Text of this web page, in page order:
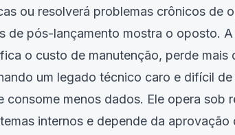
ou resolverá problemas crônicos de
de pós-lançamento mostra o oposto.
o custo de manutenção, perde mais
um legado técnico caro e difícil de
consome menos dados. Ele opera sob
internos e depende da